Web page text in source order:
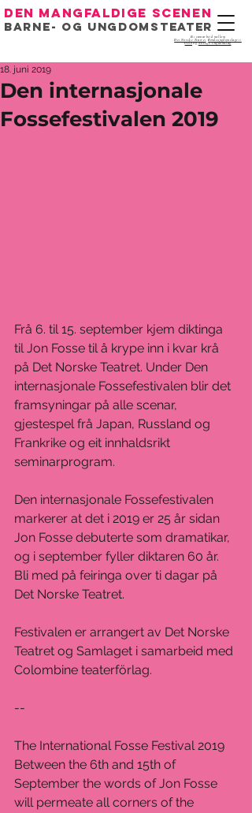
Eit samarbeid mellom
Det Norske Teatret ,Bondeungdomslaget i
OsloogNoregs Ungdomslag
Den mangfaldige scenen
Barne- og ungdomsteater
Den internasjonale
Fossefestivalen 2019
18. juni 2019
Frå 6. til 15. september kjem diktinga
til Jon Fosse til å krype inn i kvar krå
på Det Norske Teatret. Under Den
internasjonale Fossefestivalen blir det
framsyningar på alle scenar,
gjestespel frå Japan, Russland og
Frankrike og eit innhaldsrikt
seminarprogram.
Den internasjonale Fossefestivalen
markerer at det i 2019 er 25 år sidan
Jon Fosse debuterte som dramatikar,
og i september fyller diktaren 60 år.
Bli med på feiringa over ti dagar på
Det Norske Teatret.
Festivalen er arrangert av Det Norske
Teatret og Samlaget i samarbeid med
Colombine teaterförlag.
--
The International Fosse Festival 2019
Between the 6th and 15th of
September the words of Jon Fosse
will permeate all corners of the